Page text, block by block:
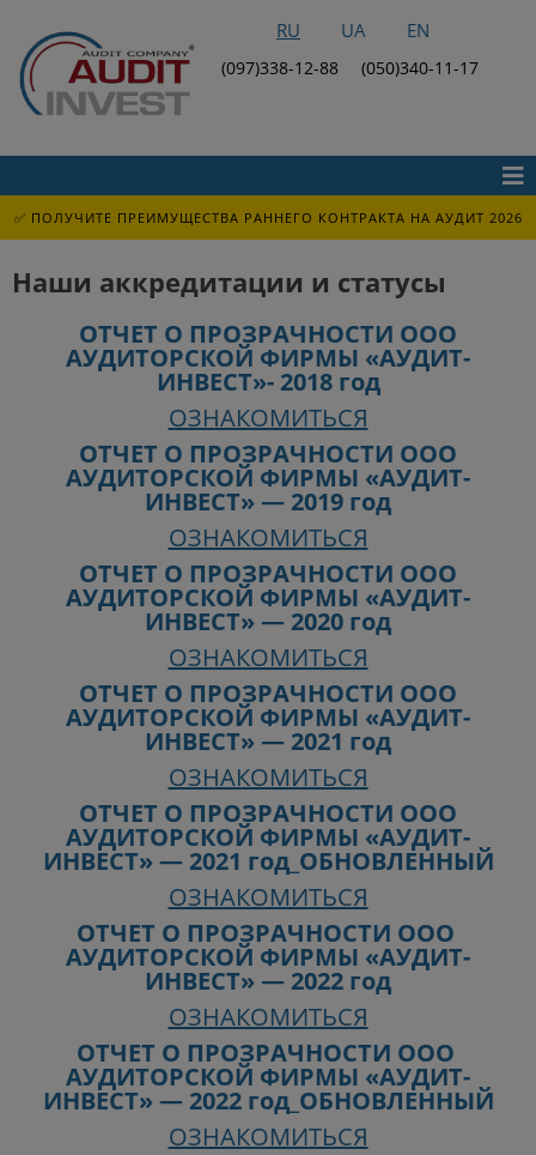
RU UA EN
(097)338-12-88 (050)340-11-17
✅ ПОЛУЧИТЕ ПРЕИМУЩЕСТВА РАННЕГО КОНТРАКТА НА АУДИТ 2026
Наши аккредитации и статусы
ОТЧЕТ О ПРОЗРАЧНОСТИ ООО
АУДИТОРСКОЙ ФИРМЫ «АУДИТ-
ИНВЕСТ»- 2018 год
ОЗНАКОМИТЬСЯ
ОТЧЕТ О ПРОЗРАЧНОСТИ ООО
АУДИТОРСКОЙ ФИРМЫ «АУДИТ-
ИНВЕСТ» — 2019 год
ОЗНАКОМИТЬСЯ
ОТЧЕТ О ПРОЗРАЧНОСТИ ООО
АУДИТОРСКОЙ ФИРМЫ «АУДИТ-
ИНВЕСТ» — 2020 год
ОЗНАКОМИТЬСЯ
ОТЧЕТ О ПРОЗРАЧНОСТИ ООО
АУДИТОРСКОЙ ФИРМЫ «АУДИТ-
ИНВЕСТ» — 2021 год
ОЗНАКОМИТЬСЯ
ОТЧЕТ О ПРОЗРАЧНОСТИ ООО
АУДИТОРСКОЙ ФИРМЫ «АУДИТ-
ИНВЕСТ» — 2021 год_ОБНОВЛЕННЫЙ
ОЗНАКОМИТЬСЯ
ОТЧЕТ О ПРОЗРАЧНОСТИ ООО
АУДИТОРСКОЙ ФИРМЫ «АУДИТ-
ИНВЕСТ» — 2022 год
ОЗНАКОМИТЬСЯ
ОТЧЕТ О ПРОЗРАЧНОСТИ ООО
АУДИТОРСКОЙ ФИРМЫ «АУДИТ-
ИНВЕСТ» — 2022 год_ОБНОВЛЕННЫЙ
ОЗНАКОМИТЬСЯ